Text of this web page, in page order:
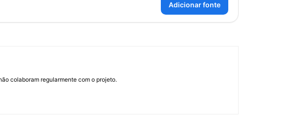
Adicionar fonte
colaboram regularmente com o projeto.